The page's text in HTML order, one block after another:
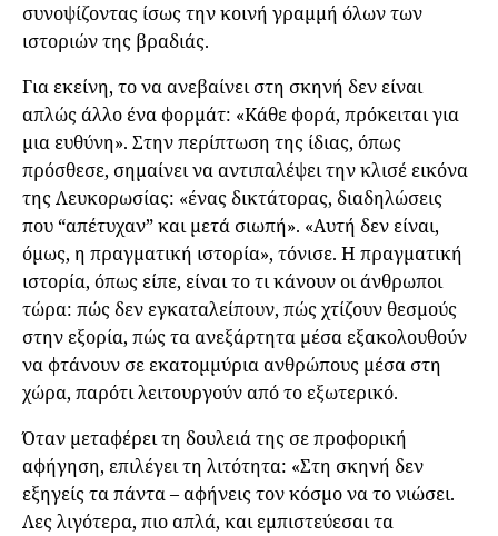
συνοψίζοντας ίσως την κοινή γραμμή όλων των
ιστοριών της βραδιάς.
Για εκείνη, το να ανεβαίνει στη σκηνή δεν είναι
απλώς άλλο ένα φορμάτ: «Κάθε φορά, πρόκειται για
μια ευθύνη». Στην περίπτωση της ίδιας, όπως
πρόσθεσε, σημαίνει να αντιπαλέψει την κλισέ εικόνα
της Λευκορωσίας: «ένας δικτάτορας, διαδηλώσεις
που “απέτυχαν” και μετά σιωπή». «Αυτή δεν είναι,
όμως, η πραγματική ιστορία», τόνισε. Η πραγματική
ιστορία, όπως είπε, είναι το τι κάνουν οι άνθρωποι
τώρα: πώς δεν εγκαταλείπουν, πώς χτίζουν θεσμούς
στην εξορία, πώς τα ανεξάρτητα μέσα εξακολουθούν
να φτάνουν σε εκατομμύρια ανθρώπους μέσα στη
χώρα, παρότι λειτουργούν από το εξωτερικό.
Όταν μεταφέρει τη δουλειά της σε προφορική
αφήγηση, επιλέγει τη λιτότητα: «Στη σκηνή δεν
εξηγείς τα πάντα – αφήνεις τον κόσμο να το νιώσει.
Λες λιγότερα, πιο απλά, και εμπιστεύεσαι τα